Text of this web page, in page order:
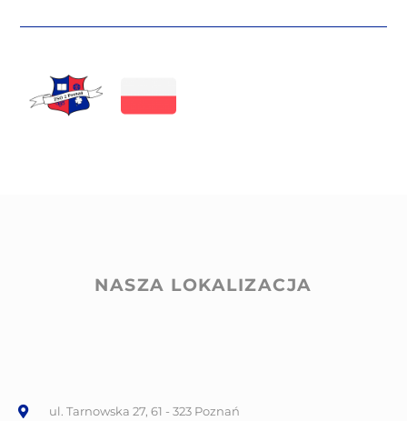
NASZA LOKALIZACJA
ul. Tarnowska 27, 61 - 323 Poznań